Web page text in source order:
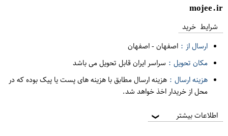
mojee.ir
شرایط خرید
ارسال از : اصفهان-اصفهان
مکان تحویل : سراسر ایران قابل تحویل می باشد
هزینه ارسال : هزینه ارسال مطابق با هزینه های پست یا پیک بوده که در
محل از خریدار اخذ خواهد شد.
اطلاعات بیشتر ❯